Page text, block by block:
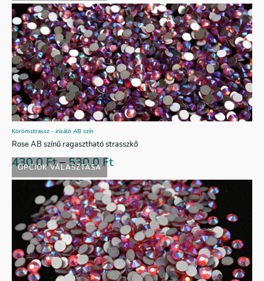
OPCIÓK VÁLASZTÁSA
Körömstrassz - irizáló AB szín
Rose AB színű ragasztható strasszkő
430,0Ft–530,0Ft